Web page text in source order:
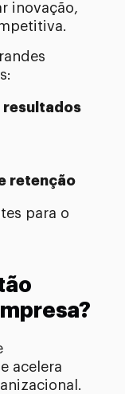
inovação,
resultados
retenção
para o
acelera